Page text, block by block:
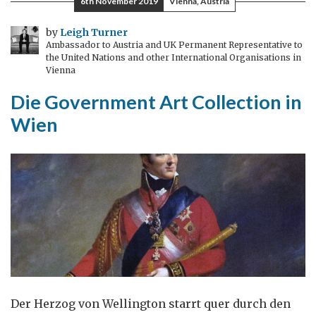
eine
britische
Botschaft
und
“britischer
by Leigh Turner
Ambassador to Austria and UK Permanent Representative to
the United Nations and other International Organisations in
Vienna
Die Government Art Collection in
Wien
Der Herzog von Wellington starrt quer durch den